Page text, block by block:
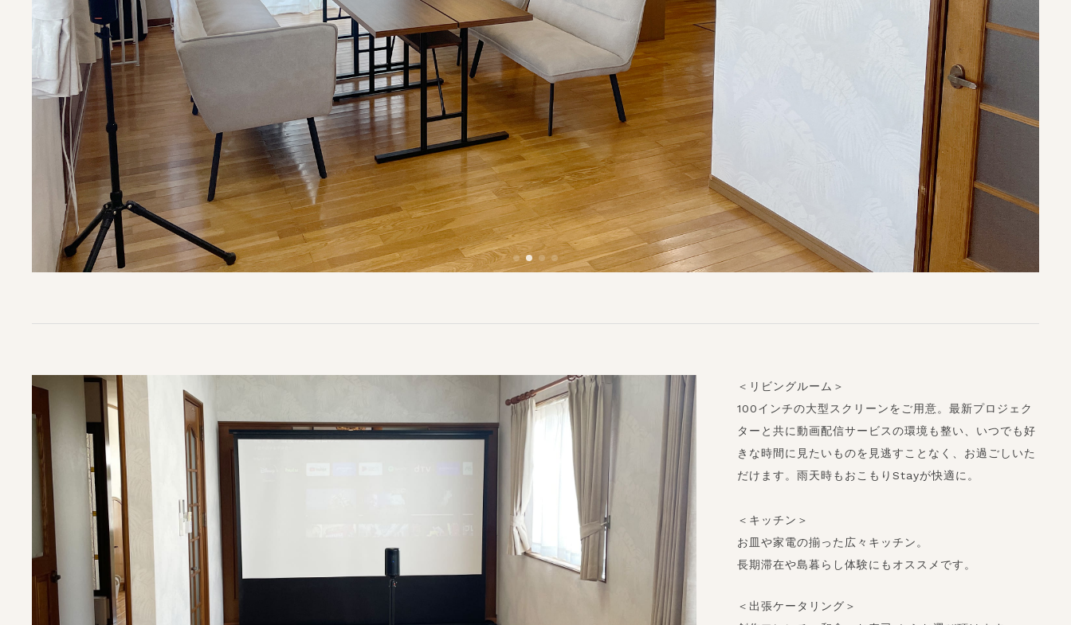
＜リビングルーム＞
100インチの大型スクリーンをご用意。最新プロジェク
ターと共に動画配信サービスの環境も整い、いつでも好
きな時間に見たいものを見逃すことなく、お過ごしいた
だけます。雨天時もおこもりStayが快適に。
＜キッチン＞
お皿や家電の揃った広々キッチン。
長期滞在や島暮らし体験にもオススメです。
＜出張ケータリング＞